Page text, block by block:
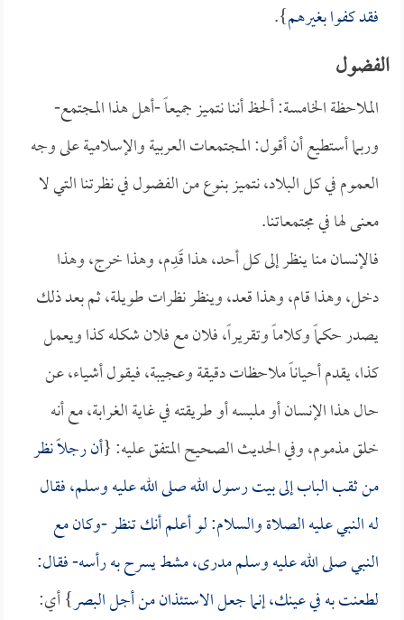
فقد كفوا بغيرهم}.
الفضول
الملاحظة الخامسة: ألحظ أننا نتميز جميعاً -أهل هذا المجتمع-
وربما أستطيع أن أقول: المجتمعات العربية والإسلامية على وجه
العموم في كل البلاد، نتميز بنوع من الفضول في نظرتنا التي لا
معنى لها في مجتمعاتنا.
فالإنسان منا ينظر إلى كل أحد، هذا قَدِم، وهذا خرج، وهذا
دخل، وهذا قام، وهذا قعد، وينظر نظرات طويلة، ثم بعد ذلك
يصدر حكماً وكلاماً وتقريراً، فلان مع فلان شكله كذا ويعمل
كذا، يقدم أحياناً ملاحظات دقيقة وعجيبة، فيقول أشياء، عن
حال هذا الإنسان أو ملبسه أو طريقته في غاية الغرابة، مع أنه
خلق مذموم، وفي الحديث الصحيح المتفق عليه: {أن رجلاً نظر
من ثقب الباب إلى بيت رسول الله صلى الله عليه وسلم، فقال
له النبي عليه الصلاة والسلام: لو أعلم أنك تنظر -وكان مع
النبي صلى الله عليه وسلم مدرى، مشط يسرح به رأسه- فقال:
لطعنت به في عينك، إنما جعل الاستئذان من أجل البصر} أي: